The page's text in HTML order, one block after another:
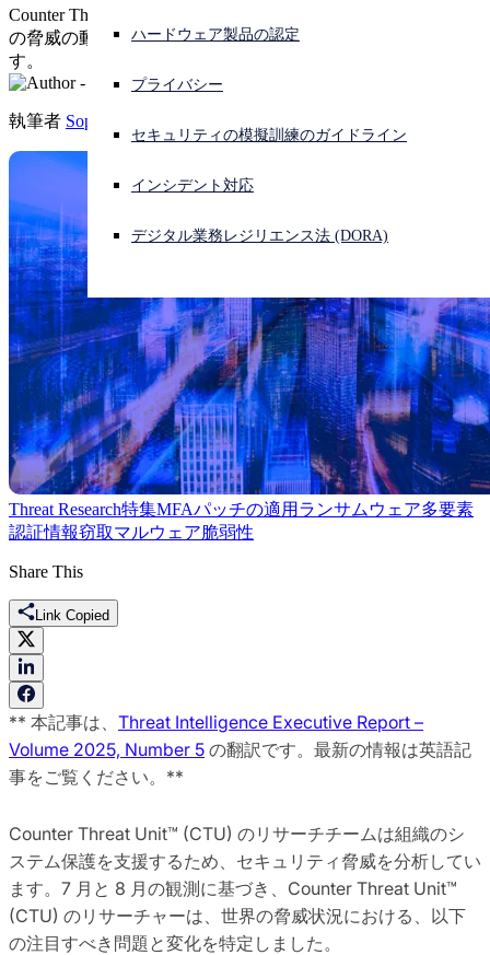
サイバー攻撃を受けている場合、連絡先はこちら
Open search
日本語 Open language switcher
ハードウェア製品の認定
プライバシー
セキュリティの模擬訓練のガイドライン
インシデント対応
デジタル業務レジリエンス法 (DORA)
Counter Threat Unit の隔月レポートの今回号では、7 月と 8 月
の脅威の動向における主な最新情報について解説していま
す。
執筆者 Sophos Counter Threat Unit Research Team
Threat Research特集MFAパッチの適用 ランサムウェア多要素
認証情報窃取マルウェア脆弱性
Share This
Link Copied
** 本記事は、 Threat Intelligence Executive Report –
Volume 2025, Number 5 の翻訳です。最新の情報は英語記
事をご覧ください。**
Counter Threat Unit™ (CTU) のリサーチチームは組織のシ
ステム保護を支援するため、セキュリティ脅威を分析してい
ます。7 月と 8 月の観測に基づき、Counter Threat Unit™
(CTU) のリサーチャーは、世界の脅威状況における、以下
の注目すべき問題と変化を特定しました。